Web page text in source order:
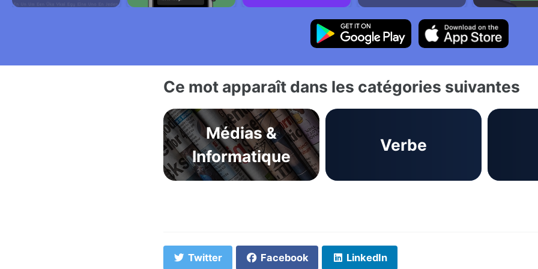
Ce mot apparaît dans les catégories suivantes
Médias &
Informatique
Verbe
Twitter Facebook LinkedIn